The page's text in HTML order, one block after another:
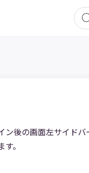
ン後の画面左サイド
。